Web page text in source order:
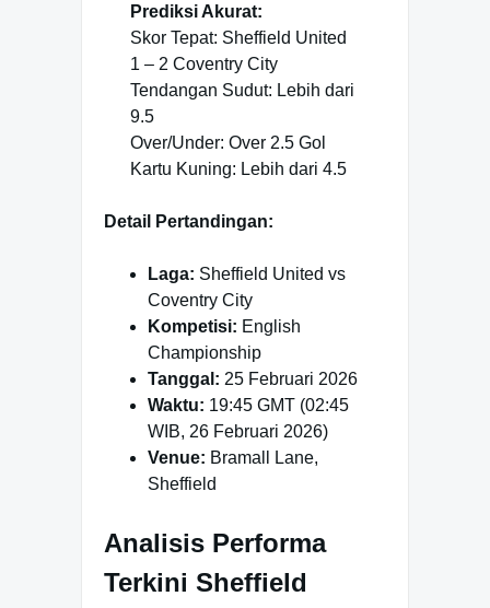
Prediksi Akurat:
Skor Tepat: Sheffield United
1 – 2 Coventry City
Tendangan Sudut: Lebih dari
9.5
Over/Under: Over 2.5 Gol
Kartu Kuning: Lebih dari 4.5
Detail Pertandingan:
Laga: Sheffield United vs
Coventry City
Kompetisi: English
Championship
Tanggal: 25 Februari 2026
Waktu: 19:45 GMT (02:45
WIB, 26 Februari 2026)
Venue: Bramall Lane,
Sheffield
Analisis Performa
Terkini Sheffield